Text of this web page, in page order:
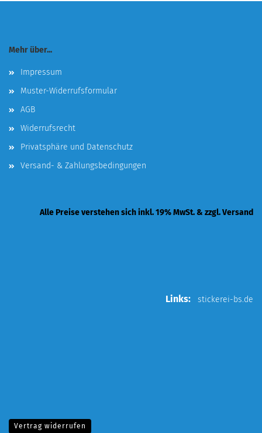
Mehr über...
Impressum
Muster-Widerrufsformular
AGB
Widerrufsrecht
Privatsphäre und Datenschutz
Versand- & Zahlungsbedingungen
Alle Preise verstehen sich inkl. 19% MwSt. & zzgl. Versand
Links: stickerei-bs.de
Vertrag widerrufen